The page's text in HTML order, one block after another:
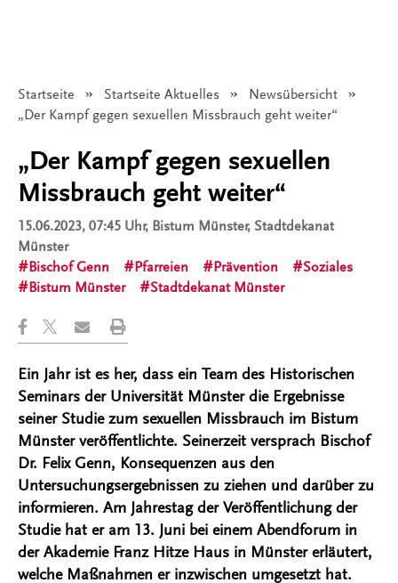
Startseite Startseite Aktuelles
Newsübersicht
Angezeigt:
„Der Kampf gegen sexuellen Missbrauch geht weiter“
„Der Kampf gegen sexuellen
Missbrauch geht weiter“
15.06.2023, 07:45 Uhr, Bistum Münster, Stadtdekanat
Münster
Bischof Genn
Pfarreien Prävention
Soziales
Bistum Münster
Stadtdekanat Münster
Ein Jahr ist es her, dass ein Team des Historischen
Seminars der Universität Münster die Ergebnisse
seiner Studie zum sexuellen Missbrauch im Bistum
Münster veröffentlichte. Seinerzeit versprach Bischof
Dr. Felix Genn, Konsequenzen aus den
Untersuchungsergebnissen zu ziehen und darüber zu
informieren. Am Jahrestag der Veröffentlichung der
Studie hat er am 13. Juni bei einem Abendforum in
der Akademie Franz Hitze Haus in Münster erläutert,
welche Maßnahmen er inzwischen umgesetzt hat.